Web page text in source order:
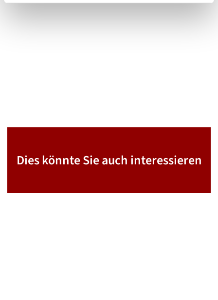
Dies könnte Sie auch interessieren